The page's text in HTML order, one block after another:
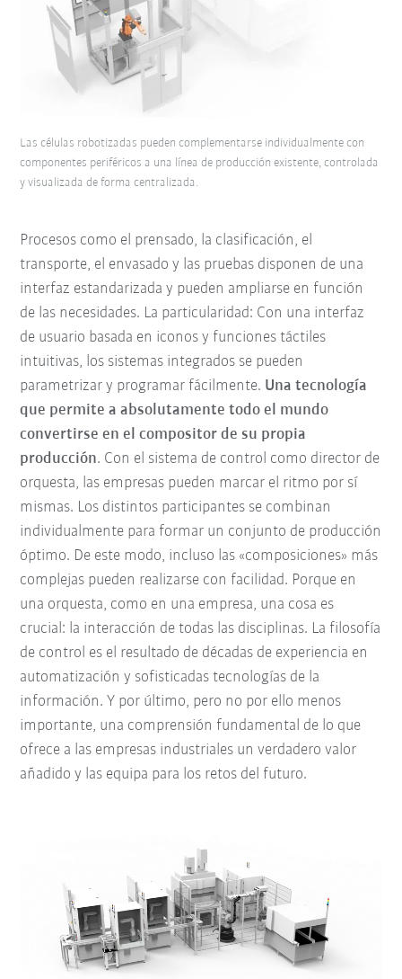
Las células robotizadas pueden complementarse individualmente con
componentes periféricos a una línea de producción existente, controlada
y visualizada de forma centralizada.
Procesos como el prensado, la clasificación, el
transporte, el envasado y las pruebas disponen de una
interfaz estandarizada y pueden ampliarse en función
de las necesidades. La particularidad: Con una interfaz
de usuario basada en iconos y funciones táctiles
intuitivas, los sistemas integrados se pueden
parametrizar y programar fácilmente. Una tecnología
que permite a absolutamente todo el mundo
convertirse en el compositor de su propia
producción. Con el sistema de control como director de
orquesta, las empresas pueden marcar el ritmo por sí
mismas. Los distintos participantes se combinan
individualmente para formar un conjunto de producción
óptimo. De este modo, incluso las «composiciones» más
complejas pueden realizarse con facilidad. Porque en
una orquesta, como en una empresa, una cosa es
crucial: la interacción de todas las disciplinas. La filosofía
de control es el resultado de décadas de experiencia en
automatización y sofisticadas tecnologías de la
información. Y por último, pero no por ello menos
importante, una comprensión fundamental de lo que
ofrece a las empresas industriales un verdadero valor
añadido y las equipa para los retos del futuro.